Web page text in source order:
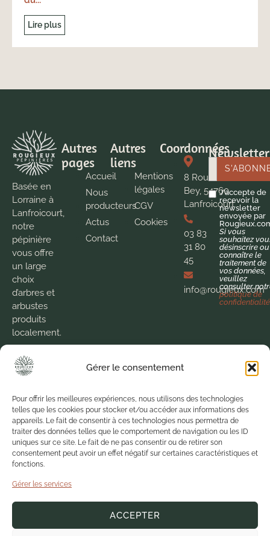
Gérer le consentement
Pour offrir les meilleures expériences, nous utilisons des technologies
telles que les cookies pour stocker et/ou accéder aux informations des
appareils. Le fait de consentir à ces technologies nous permettra de
traiter des données telles que le comportement de navigation ou les ID
uniques sur ce site. Le fait de ne pas consentir ou de retirer son
consentement peut avoir un effet négatif sur certaines caractéristiques et
fonctions.
Gérer les services
ACCEPTER
Lire plus
Basée en
Lorraine à
Lanfroicourt,
notre
pépinière
vous offre
un large
choix
d’arbres et
arbustes
produits
localement.
Nous
cultivons la
pour le
végétal
depuis 1973
pour vous
proposer
des
produits de
dans un
sain.
Autres
pages
Accueil
Nous
producteurs
Actus
Contact
Autres
liens
Mentions
légales
CGV
Cookies
Coordonnées
8 Route de
Bey, 54760
Lanfroicourt
03 83
31 80
45
info@rougieux.com
Newsletter
J'accepte de
recevoir la
newsletter
envoyée par
Si vous
souhaitez
désinscrire ou
connaître le
traitement de
vos données,
veuillez
consulter
politique de
confidentialité